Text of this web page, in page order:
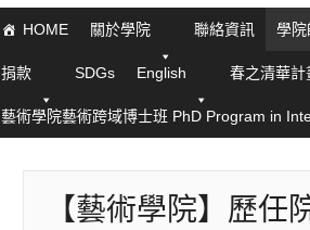
HOME 關於學院 聯絡資訊 學院
捐款 SDGs English 春之清華計
藝術學院藝術跨域博士班 PhD Program in
【藝術學院】歷任